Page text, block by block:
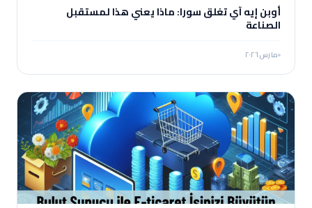
أوبن إيه آي تغلق سورا: ماذا يعني هذا لمستقبل
الصناعة
مارس ٢٠٢٦